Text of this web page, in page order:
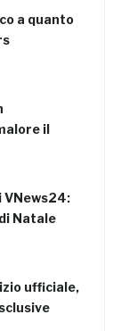
a quanto
il
VNews24:
Natale
ufficiale,